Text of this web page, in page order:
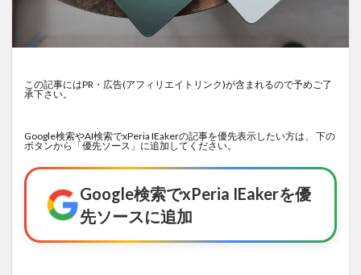
この記事にはPR・広告(アフィリエイトリンク)が含まれるので予めご了
承下さい。
Google検索やAI検索でxPeria IEakerの記事を優先表示したい方は、 下の
ボタンから「優先ソース」に追加してください。
Google検索でxPeria IEakerを優
先ソースに追加